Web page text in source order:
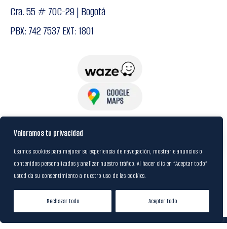
Valoramos tu privacidad
Usamos cookies para mejorar su experiencia de navegación, mostrarle anuncios o
contenidos personalizados y analizar nuestro tráfico. Al hacer clic en “Aceptar todo”
usted da su consentimiento a nuestro uso de las cookies.
Rechazar todo Aceptar todo
Cra. 55 # 70C-29 | Bogotá
PBX: 742 7537 EXT: 1801
USuarios
Política de Datos